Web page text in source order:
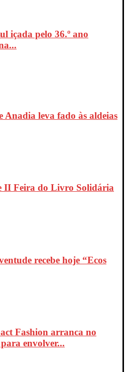
içada pelo 36.º ano
Anadia leva fado às aldeias
II Feira do Livro Solidária
recebe hoje “Ecos
Fashion arranca no
envolver...